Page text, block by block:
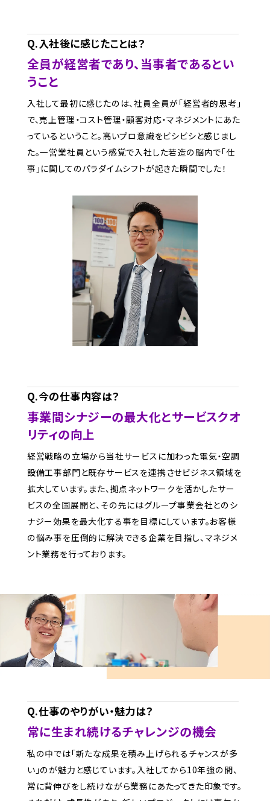
Q.入社後に感じたことは？
全員が経営者であり、当事者であるとい
うこと
入社して最初に感じたのは、社員全員が「経営者的思考」
で、売上管理・コスト管理・顧客対応・マネジメントにあた
っているということ。高いプロ意識をビシビシと感じまし
た。一営業社員という感覚で入社した若造の脳内で「仕
事」に関してのパラダイムシフトが起きた瞬間でした！
Q.今の仕事内容は？
事業間シナジーの最大化とサービスクオ
リティの向上
経営戦略の立場から当社サービスに加わった電気・空調
設備工事部門と既存サービスを連携させビジネス領域を
拡大しています。また、拠点ネットワークを活かしたサー
ビスの全国展開と、その先にはグループ事業会社とのシ
ナジー効果を最大化する事を目標にしています。お客様
の悩み事を圧倒的に解決できる企業を目指し、マネジメ
ント業務を行っております。
Q.仕事のやりがい・魅力は？
常に生まれ続けるチャレンジの機会
私の中では「新たな成果を積み上げられるチャンスが多
い」のが魅力と感じています。入社してから10年強の間、
常に背伸びをし続けながら業務にあたってきた印象です。